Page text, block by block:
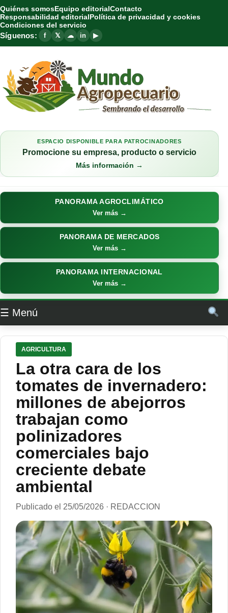
Quiénes somosEquipo editorialContacto
Responsabilidad editorialPolítica de privacidad y cookies
Condiciones del servicio
Síguenos: f 𝕏 ☁ in ▶
ESPACIO DISPONIBLE PARA PATROCINADORES
Promocione su empresa, producto o servicio
Más información →
PANORAMA AGROCLIMÁTICO
Ver más →
PANORAMA DE MERCADOS
Ver más →
PANORAMA INTERNACIONAL
Ver más →
☰ Menú
AGRICULTURA
La otra cara de los
tomates de invernadero:
millones de abejorros
trabajan como
polinizadores
comerciales bajo
creciente debate
ambiental
Publicado el 25/05/2026 · REDACCION